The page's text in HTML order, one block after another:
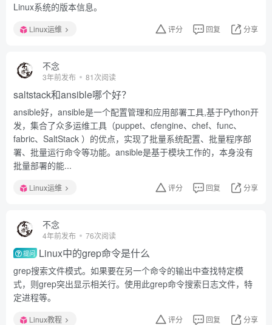
Linux系统的版本信息。
Linux运维 评分 回复 分享
不念
3年前发布 81次阅读
saltstack和ansible哪个好？
ansible好，ansible是一个配置管理和应用部署工具,基于Python开
发，集合了众多运维工具（puppet、cfengine、chef、func、
fabric、SaltStack ）的优点，实现了批量系统配置、批量程序部
署、批量运行命令等功能。ansible是基于模块工作的，本身没有
批量部署的能...
Linux运维 评分 回复 分享
不念
4年前发布 76次阅读
提问 Linux中的grep命令是什么
grep搜索文件模式。如果要在另一个命令的输出中查找特定模
式，则grep突出显示相关行。使用此grep命令搜索日志文件，特
定进程等。
Linux教程 评分 回复 分享